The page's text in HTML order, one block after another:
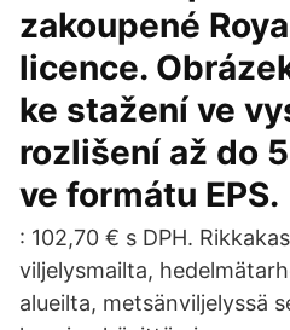
zakoupené
licence.
ke stažení ve
rozlišení až do
ve formátu EPS.
: 102,70 € s DPH.
viljelysmailta,
alueilta, metsänviljelyssä